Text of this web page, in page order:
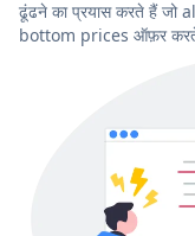
ढूंढने का प्रयास करते हैं
bottom prices ऑफ़र